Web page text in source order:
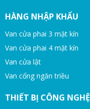
HÀNG NHẬP KHẨU
Van cửa phai 3 mặt kín
Van cửa phai 4 mặt kín
Van cửa lật
Van cổng ngăn triều
THIẾT BỊ CÔNG NGHỆ